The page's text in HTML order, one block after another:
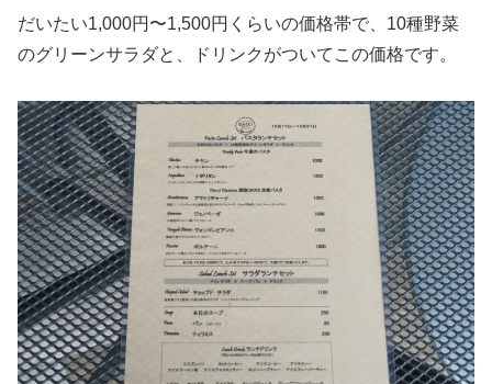
だいたい1,000円〜1,500円くらいの価格帯で、10種野菜
のグリーンサラダと、ドリンクがついてこの価格です。